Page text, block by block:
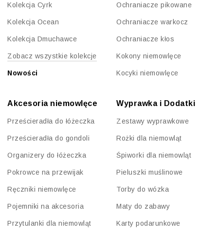
Kolekcja Cyrk
Kolekcja Ocean
Kolekcja Dmuchawce
Zobacz wszystkie kolekcje
Nowości
Ochraniacze pikowane
Ochraniacze warkocz
Ochraniacze kłos
Kokony niemowlęce
Kocyki niemowlęce
Akcesoria niemowlęce
Prześcieradła do łóżeczka
Prześcieradła do gondoli
Organizery do łóżeczka
Pokrowce na przewijak
Ręczniki niemowlęce
Pojemniki na akcesoria
Przytulanki dla niemowląt
Wyprawka i Dodatki
Zestawy wyprawkowe
Rożki dla niemowląt
Śpiworki dla niemowląt
Pieluszki muślinowe
Torby do wózka
Maty do zabawy
Karty podarunkowe